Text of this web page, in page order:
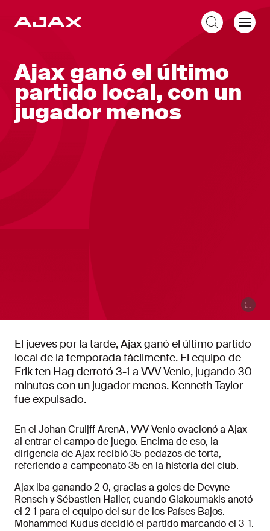
Ajax ganó el último
partido local, con un
jugador menos
El jueves por la tarde, Ajax ganó el último partido
local de la temporada fácilmente. El equipo de
Erik ten Hag derrotó 3-1 a VVV Venlo, jugando 30
minutos con un jugador menos. Kenneth Taylor
fue expulsado.
En el Johan Cruijff ArenA, VVV Venlo ovacionó a Ajax
al entrar el campo de juego. Encima de eso, la
dirigencia de Ajax recibió 35 pedazos de torta,
referiendo a campeonato 35 en la historia del club.
Ajax iba ganando 2-0, gracias a goles de Devyne
Rensch y Sébastien Haller, cuando Giakoumakis anotó
el 2-1 para el equipo del sur de los Países Bajos.
Mohammed Kudus decidió el partido marcando el 3-1.